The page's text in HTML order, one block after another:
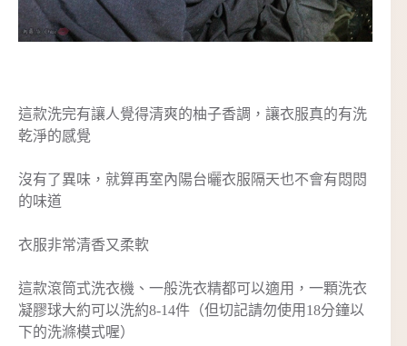
這款洗完有讓人覺得清爽的柚子香調，讓衣服真的有洗
乾淨的感覺
沒有了異味，就算再室內陽台曬衣服隔天也不會有悶悶
的味道
衣服非常清香又柔軟
這款滾筒式洗衣機、一般洗衣精都可以適用，一顆洗衣
凝膠球大約可以洗約8-14件（但切記請勿使用18分鐘以
下的洗滌模式喔）